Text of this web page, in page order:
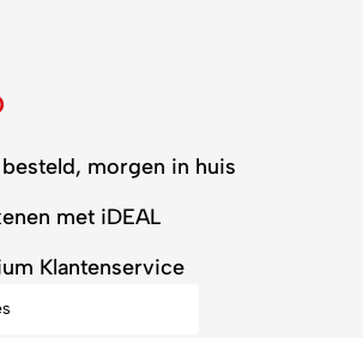
morgen in huis
met iDEAL
Klantenservice